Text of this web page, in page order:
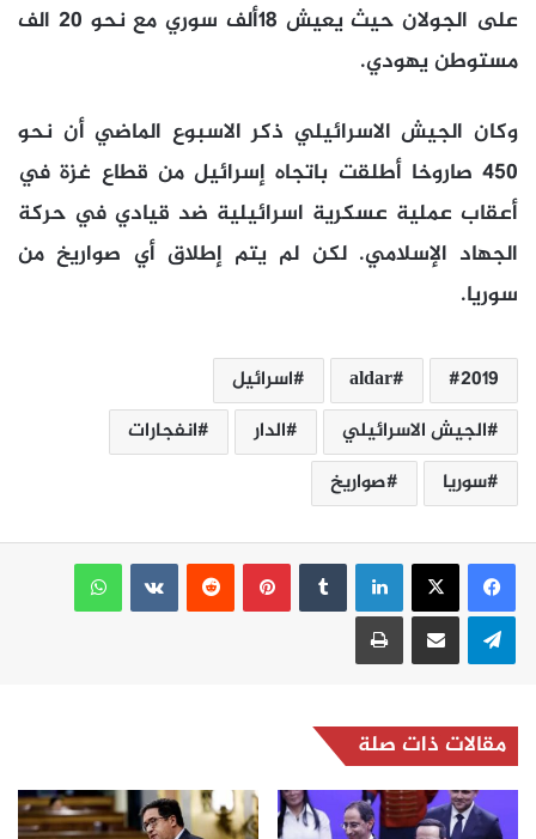
على الجولان حيث يعيش 18ألف سوري مع نحو 20 الف
مستوطن يهودي.
وكان الجيش الاسرائيلي ذكر الاسبوع الماضي أن نحو
450 صاروخا أطلقت باتجاه إسرائيل من قطاع غزة في
أعقاب عملية عسكرية اسرائيلية ضد قيادي في حركة
الجهاد الإسلامي. لكن لم يتم إطلاق أي صواريخ من
سوريا.
2019
aldar
اسرائيل
الجيش الاسرائيلي
الدار
انفجارات
سوريا
صواريخ
لينكدإن بينتيريست
واتساب
تيلقرام مشاركة عبر البريد طباعة
مقالات ذات صلة